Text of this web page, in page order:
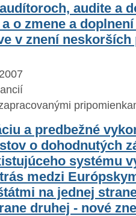
audite a
o zmene a doplnení
v znení
a predbežné
o dohodnutých
systému
medzi
na jednej
druhej - nové